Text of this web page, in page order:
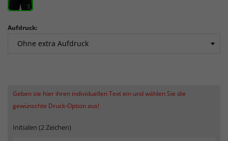
Aufdruck:
Geben sie hier ihren individuellen Text ein und wählen Sie die
gewünschte Druck-Option aus!
Initialen (2 Zeichen)